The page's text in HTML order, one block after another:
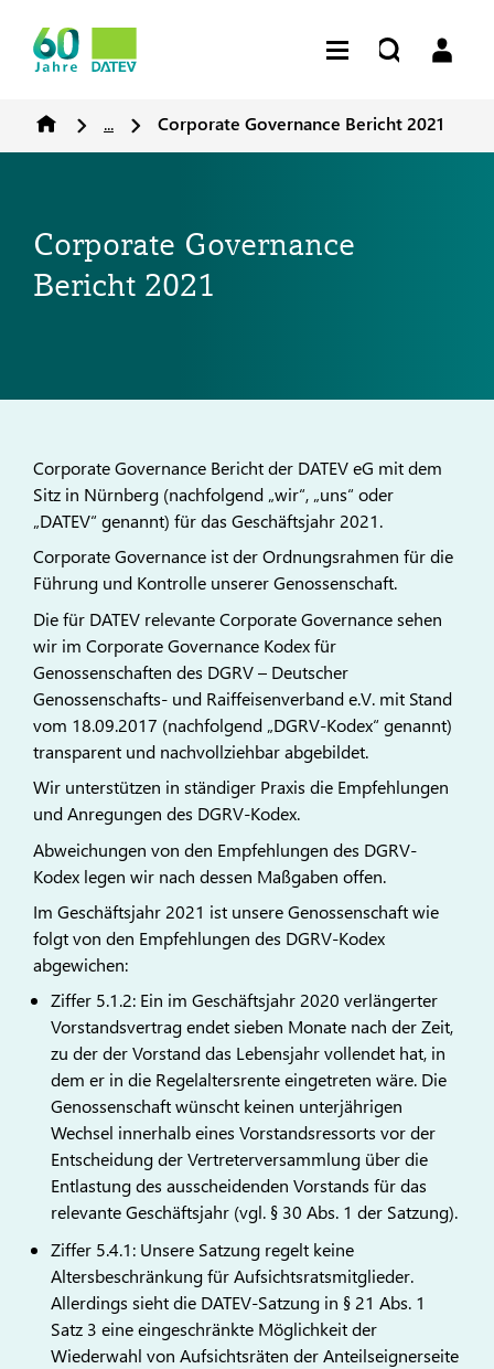
... Corporate Governance Bericht 2021
Corporate Governance
Bericht 2021
Corporate Governance Bericht der DATEV eG mit dem
Sitz in Nürnberg (nachfolgend „wir“, „uns“ oder
„DATEV“ genannt) für das Geschäftsjahr 2021.
Corporate Governance ist der Ordnungsrahmen für die
Führung und Kontrolle unserer Genossenschaft.
Die für DATEV relevante Corporate Governance sehen
wir im Corporate Governance Kodex für
Genossenschaften des DGRV – Deutscher
Genossenschafts- und Raiffeisenverband e.V. mit Stand
vom 18.09.2017 (nachfolgend „DGRV-Kodex“ genannt)
transparent und nachvollziehbar abgebildet.
Wir unterstützen in ständiger Praxis die Empfehlungen
und Anregungen des DGRV-Kodex.
Abweichungen von den Empfehlungen des DGRV-
Kodex legen wir nach dessen Maßgaben offen.
Im Geschäftsjahr 2021 ist unsere Genossenschaft wie
folgt von den Empfehlungen des DGRV-Kodex
abgewichen:
Ziffer 5.1.2: Ein im Geschäftsjahr 2020 verlängerter
Vorstandsvertrag endet sieben Monate nach der Zeit,
zu der der Vorstand das Lebensjahr vollendet hat, in
dem er in die Regelaltersrente eingetreten wäre. Die
Genossenschaft wünscht keinen unterjährigen
Wechsel innerhalb eines Vorstandsressorts vor der
Entscheidung der Vertreterversammlung über die
Entlastung des ausscheidenden Vorstands für das
relevante Geschäftsjahr (vgl. § 30 Abs. 1 der Satzung).
Ziffer 5.4.1: Unsere Satzung regelt keine
Altersbeschränkung für Aufsichtsratsmitglieder.
Allerdings sieht die DATEV-Satzung in § 21 Abs. 1
Satz 3 eine eingeschränkte Möglichkeit der
Wiederwahl von Aufsichtsräten der Anteilseignerseite